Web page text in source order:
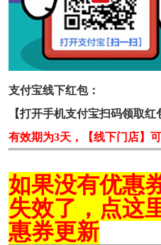
支付宝线下红包：
【打开手机支付宝扫码领取红
有效期为3天，【线下门店】
如果没有优惠
失效了，点这
惠券更新